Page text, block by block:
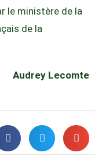
le ministère de la
de la
Audrey Lecomte